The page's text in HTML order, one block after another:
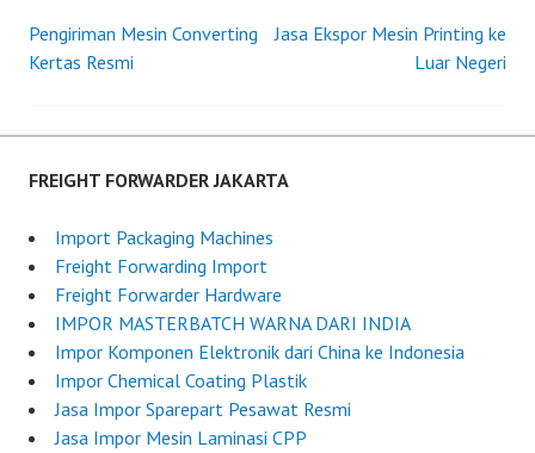
d
2
0
i
d
e
Post
Pengiriman Mesin Converting
Kertas Resmi
Jasa Ekspor Mesin Printing ke
Luar Negeri
FREIGHT FORWARDER JAKARTA
Import Packaging Machines
Freight Forwarding Import
Freight Forwarder Hardware
IMPOR MASTERBATCH WARNA DARI INDIA
Impor Komponen Elektronik dari China ke Indonesia
Impor Chemical Coating Plastik
Jasa Impor Sparepart Pesawat Resmi
Jasa Impor Mesin Laminasi CPP